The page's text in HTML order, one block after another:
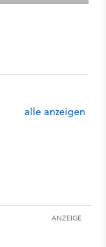
alle anzeigen
ANZEIGE